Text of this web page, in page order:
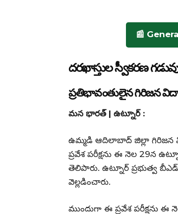
📰
దరఖాస్తుల స్వీకరణ
ప్రతిభావంతులైన గిరిజన
మన భారత్ | ఉట్నూర్ :
ఉమ్మడి ఆదిలాబాద్ జిల్లా గిరిజన
ప్రవేశ పరీక్షను ఈ నెల 29న
తెలిపారు. ఉట్నూర్ ప్రభుత్వ
వెల్లడించారు.
ముందుగా ఈ ప్రవేశ పరీక్షను ఈ